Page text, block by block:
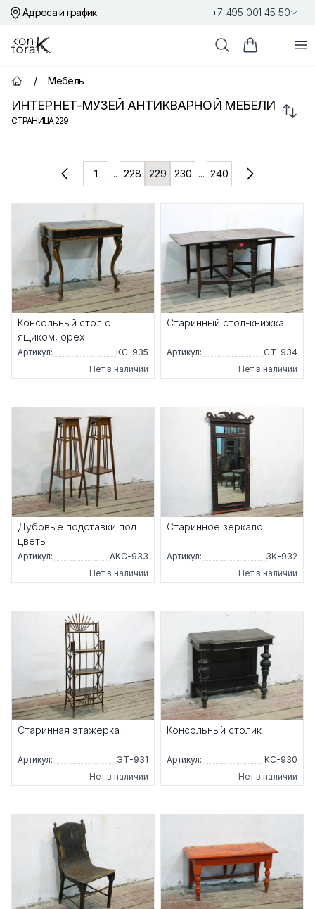
Адреса и график +7-495-001-45-50
Контора К
ПоискКорзина
Главная страница
/ Мебель
ИНТЕРНЕТ-МУЗЕЙ АНТИКВАРНОЙ МЕБЕЛИ
СТРАНИЦА229
1 ... 228 229 230 ... 240
Консольный стол с
ящиком, орех
Артикул:
КС-935
Нет в наличии
Старинный стол-книжка
Артикул:
СТ-934
Нет в наличии
Дубовые подставки под
цветы
Артикул:
АКС-933
Нет в наличии
Старинное зеркало
Артикул:
ЗК-932
Нет в наличии
Старинная этажерка
Артикул:
ЭТ-931
Нет в наличии
Консольный столик
Артикул:
КС-930
Нет в наличии